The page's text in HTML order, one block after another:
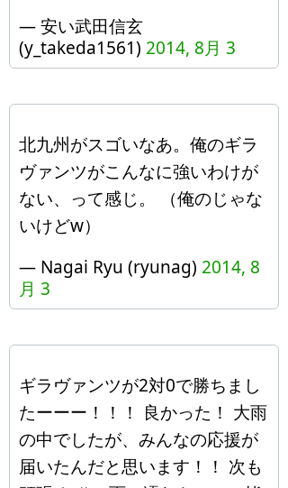
— 安い武田信玄
(y_takeda1561) 2014, 8月 3
北九州がスゴいなあ。俺のギラ
ヴァンツがこんなに強いわけが
ない、って感じ。 （俺のじゃな
いけどw）
— Nagai Ryu (ryunag) 2014, 8
月 3
ギラヴァンツが2対0で勝ちまし
たーーー！！！ 良かった！ 大雨
の中でしたが、みんなの応援が
届いたんだと思います！！ 次も